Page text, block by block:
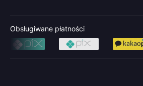
Obsługiwane płatności